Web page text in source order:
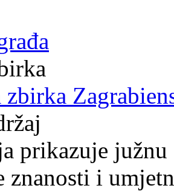
prikazuje južnu
znanosti i